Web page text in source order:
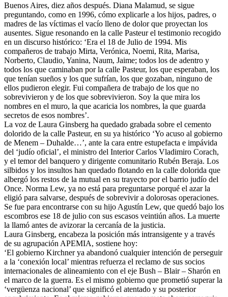
Buenos Aires, diez años después. Diana Malamud, se sigue
preguntando, como en 1996, cómo explicarle a los hijos, padres, o
madres de las víctimas el vacío lleno de dolor que proyectan los
ausentes. Sigue resonando en la calle Pasteur el testimonio recogido
en un discurso histórico: ‘Era el 18 de Julio de 1994. Mis
compañeros de trabajo Mirta, Verónica, Noemi, Rita, Marisa,
Norberto, Claudio, Yanina, Naum, Jaime; todos los de adentro y
todos los que caminaban por la calle Pasteur, los que esperaban, los
que tenían sueños y los que sufrían, los que gozaban, ninguno de
ellos pudieron elegir. Fui compañera de trabajo de los que no
sobrevivieron y de los que sobrevivieron. Soy la que mira los
nombres en el muro, la que acaricia los nombres, la que guarda
secretos de esos nombres’.
La voz de Laura Ginsberg ha quedado grabada sobre el cemento
dolorido de la calle Pasteur, en su ya histórico ‘Yo acuso al gobierno
de Menem – Duhalde…’, ante la cara entre estupefacta e impávida
del ‘judío oficial’, el ministro del Interior Carlos Vladimiro Corach,
y el temor del banquero y dirigente comunitario Rubén Beraja. Los
silbidos y los insultos han quedado flotando en la calle dolorida que
albergó los restos de la mutual en su trayecto por el barrio judío del
Once. Norma Lew, ya no está para preguntarse porqué el azar la
eligió para salvarse, después de sobrevivir a dolorosas operaciones.
Se fue para encontrarse con su hijo Agustín Lew, que quedó bajo los
escombros ese 18 de julio con sus escasos veintiún años. La muerte
la llamó antes de avizorar la cercanía de la justicia.
Laura Ginsberg, encabeza la posición más intransigente y a través
de su agrupación APEMIA, sostiene hoy:
‘El gobierno Kirchner ya abandonó cualquier intención de perseguir
a la ‘conexión local’ mientras refuerza el reclamo de sus socios
internacionales de alineamiento con el eje Bush – Blair – Sharón en
el marco de la guerra. Es el mismo gobierno que prometió superar la
‘vergüenza nacional’ que significó el atentado y su posterior